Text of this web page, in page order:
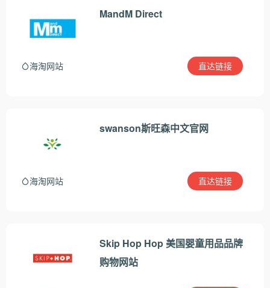
MandM Direct
海淘网站 直达链接
swanson斯旺森中文官网
海淘网站 直达链接
Skip Hop Hop 美国婴童用品品牌
购物网站